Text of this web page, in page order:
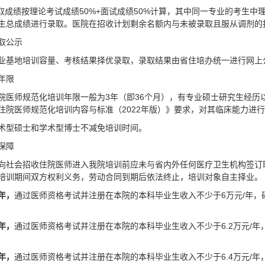
成绩按理论考试成绩50%+面试成绩50%计算，其中同一专业的考生
总成绩进行录取。医院在招收计划剩余名额内与未被录取且服从调剂
公示
基地培训容量、考核结果择优录取，录取结果由省住培办统一进行网
限
医师规范化培训年限一般为3年（即36个月），有专业硕士研究生经
院医师规范化培训内容与标准（2022年版）》要求，对其临床能力进
型硕士和学术型博士不减免培训时间。
障
社会招收住院医师进入我院培训前应未与省内外任何医疗卫生机构签
训期间双方权利义务，劳动合同到期后依法终止，培训对象自主择业。
， 通过医师资格考试并注册在本院的本科毕业生收入不少于6万元/年
， 通过医师资格考试并注册在本院的本科毕业生收入不少于6.2万元/
， 通过医师资格考试并注册在本院的本科毕业生收入不少于6.4万元/